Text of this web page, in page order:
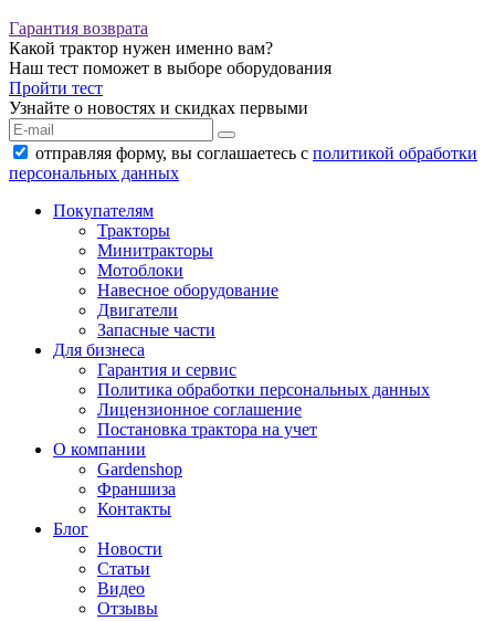
Гарантия возврата
Какой трактор нужен именно вам?
Наш тест поможет в выборе оборудования
Пройти тест
Узнайте о новостях и скидках первыми
отправляя форму, вы соглашаетесь с политикой обработки
персональных данных
Покупателям
Тракторы
Минитракторы
Мотоблоки
Навесное оборудование
Двигатели
Запасные части
Для бизнеса
Гарантия и сервис
Политика обработки персональных данных
Лицензионное соглашение
Постановка трактора на учет
О компании
Gardenshop
Франшиза
Контакты
Блог
Новости
Статьи
Видео
Отзывы